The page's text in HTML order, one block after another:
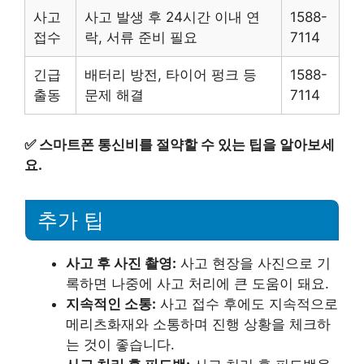
사고
접수
사고 발생 후 24시간 이내 연
락, 서류 준비 필요
1588-
7114
긴급
출동
배터리 방전, 타이어 펑크 등
문제 해결
1588-
7114
✅ 스마트폰 통신비를 절약할 수 있는 팁을 알아보세
요.
추가 팁
사고 후 사진 촬영: 사고 현장을 사진으로 기
록하면 나중에 사고 처리에 큰 도움이 돼요.
지속적인 소통: 사고 접수 후에도 지속적으로
메리츠화재와 소통하며 진행 상황을 체크하
는 것이 좋습니다.